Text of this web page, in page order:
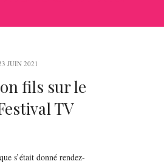
JUIN 2021
fils sur le
TV
s’était donné rendez-